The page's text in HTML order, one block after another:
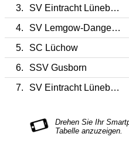
3.
SV Eintracht Lüneburg II
4.
SV Lemgow-Dangenstorf
5.
SC Lüchow
6.
SSV Gusborn
7.
SV Eintracht Lüneburg III